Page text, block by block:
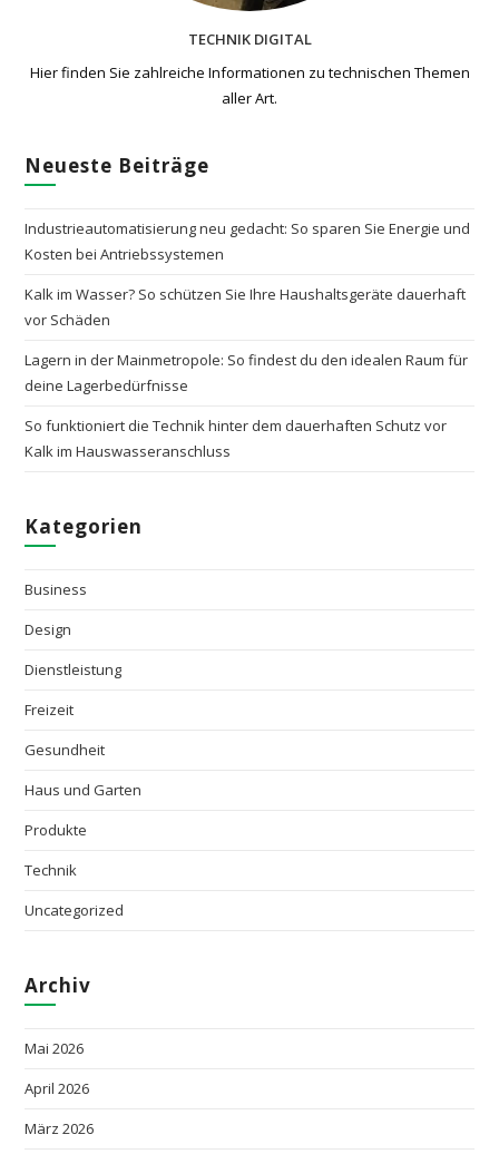
TECHNIK DIGITAL
Hier finden Sie zahlreiche Informationen zu technischen Themen​
aller Art.
Neueste Beiträge
Industrieautomatisierung neu gedacht: So sparen Sie Energie und
Kosten bei Antriebssystemen
Kalk im Wasser? So schützen Sie Ihre Haushaltsgeräte dauerhaft
vor Schäden
Lagern in der Mainmetropole: So findest du den idealen Raum für
deine Lagerbedürfnisse
So funktioniert die Technik hinter dem dauerhaften Schutz vor
Kalk im Hauswasseranschluss
Kategorien
Business
Design
Dienstleistung
Freizeit
Gesundheit
Haus und Garten
Produkte
Technik
Uncategorized
Archiv
Mai 2026
April 2026
März 2026